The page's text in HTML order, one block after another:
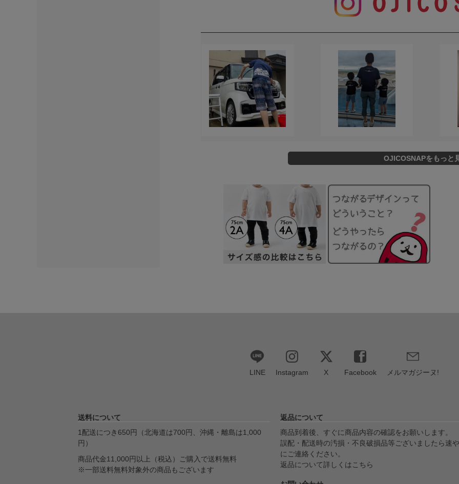
OJICOSNAPをもっと
LINE Instagram X Facebook メルマガジーヌ!
送料について
1配送につき650円（北海道は700円、沖縄・離島は1,000
円）
商品代金11,000円以上（税込）ご購入で送料無料
※一部送料無料対象外の商品もございます
返品について
商品到着後、すぐに商品内容の確認をお願いします。
誤配・配送時の汚損・不良破損品等ございましたら速
にご連絡ください。
返品について詳しくはこちら